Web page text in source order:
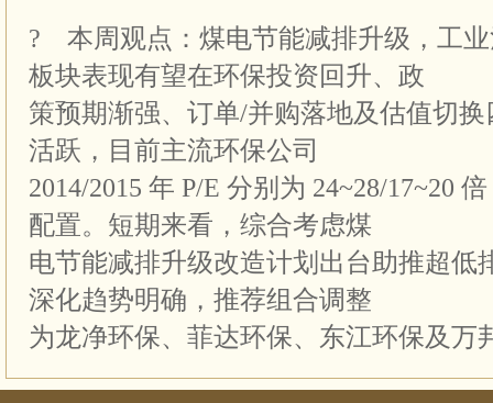
? 本周观点：煤电节能减排升级，工
板块表现有望在环保投资回升、政
策预期渐强、订单/并购落地及估值切
活跃，目前主流环保公司
2014/2015 年 P/E 分别为 24~28/17~20
配置。短期来看，综合考虑煤
电节能减排升级改造计划出台助推超低
深化趋势明确，推荐组合调整
为龙净环保、菲达环保、东江环保及万